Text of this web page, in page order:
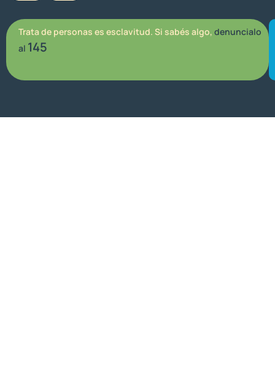
Trata de personas es esclavitud. Si sabés algo, denuncialo
al 145